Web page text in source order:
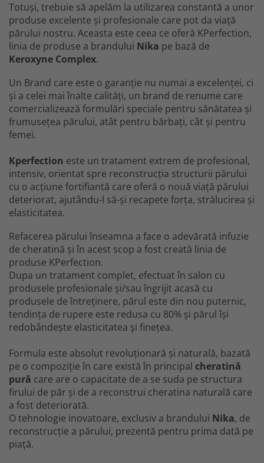
Totuși, trebuie să apelăm la utilizarea constantă a unor
produse excelente și profesionale care pot da viață
părului nostru. Aceasta este ceea ce oferă KPerfection,
linia de produse a brandului Nika pe bază de
Keroxyne Complex.
Un Brand care este o garanție nu numai a excelenței, ci
și a celei mai înalte calități, un brand de renume care
comercializează formulări speciale pentru sănătatea și
frumusețea părului, atât pentru bărbați, cât și pentru
femei.
Kperfection este un tratament extrem de profesional,
intensiv, orientat spre reconstrucția structurii părului
cu o acțiune fortifiantă care oferă o nouă viață părului
deteriorat, ajutându-l să-și recapete forța, strălucirea și
elasticitatea.
Refacerea părului înseamna a face o adevărată infuzie
de cheratină și în acest scop a fost creată linia de
produse KPerfection.
Dupa un tratament complet, efectuat în salon cu
produsele profesionale și/sau îngrijit acasă cu
produsele de întreținere, părul este din nou puternic,
tendința de rupere este redusa cu 80% și părul își
redobândește elasticitatea și finețea.
Formula este absolut revoluționară și naturală, bazată
pe o compoziție în care există în principal cheratină
pură care are o capacitate de a se suda pe structura
firului de păr și de a reconstrui cheratina naturală care
a fost deteriorată.
O tehnologie inovatoare, exclusiv a brandului Nika, de
reconstrucție a părului, prezentă pentru prima dată pe
piață.